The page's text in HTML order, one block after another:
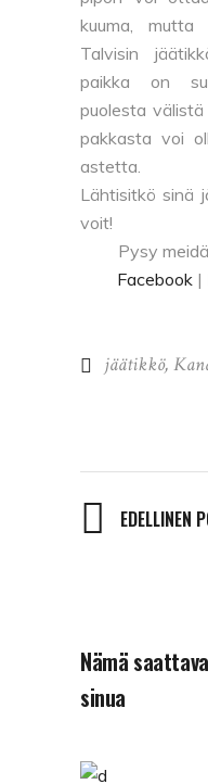
kuuma, mutta
Talvisin
paikka on
puolesta välistä
pakkasta voi
astetta.
Lähtisitkö sinä
voit!
Pysy
Facebook |
jäätikkö,
EDELLINEN
Nämä
sinua